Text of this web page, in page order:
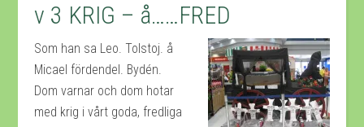
v 3 KRIG – å……FRED
Som han sa Leo. Tolstoj. å
Micael fördendel. Bydén.
Dom varnar och dom hotar
med krig i vårt goda, fredliga